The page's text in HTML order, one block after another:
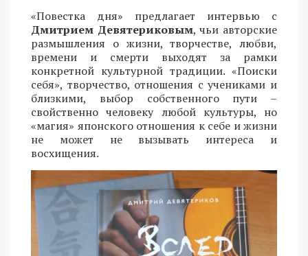
«Повестка дня» предлагает интервью с
Дмитрием Девятериковым, чьи авторские
размышления о жизни, творчестве, любви,
времени и смерти выходят за рамки
конкретной культурной традиции. «Поиски
себя», творчество, отношения с учениками и
близкими, выбор собственного пути –
свойственно человеку любой культуры, но
«магия» японского отношения к себе и жизни
не может не вызывать интереса и
восхищения.